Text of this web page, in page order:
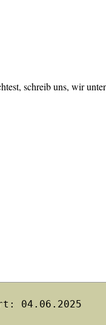
schreib uns, wir
04.06.2025